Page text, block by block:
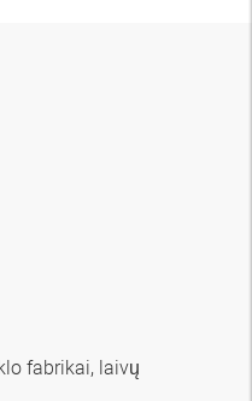
fabrikai, laivų